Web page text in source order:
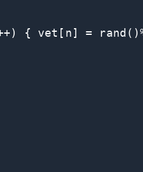
{ vet[n] =